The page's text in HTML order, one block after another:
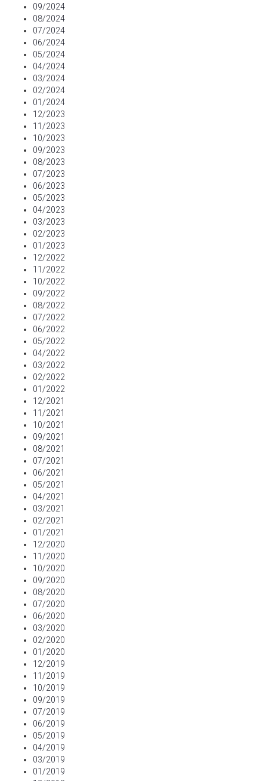
09/2024
08/2024
07/2024
06/2024
05/2024
04/2024
03/2024
02/2024
01/2024
12/2023
11/2023
10/2023
09/2023
08/2023
07/2023
06/2023
05/2023
04/2023
03/2023
02/2023
01/2023
12/2022
11/2022
10/2022
09/2022
08/2022
07/2022
06/2022
05/2022
04/2022
03/2022
02/2022
01/2022
12/2021
11/2021
10/2021
09/2021
08/2021
07/2021
06/2021
05/2021
04/2021
03/2021
02/2021
01/2021
12/2020
11/2020
10/2020
09/2020
08/2020
07/2020
06/2020
03/2020
02/2020
01/2020
12/2019
11/2019
10/2019
09/2019
07/2019
06/2019
05/2019
04/2019
03/2019
01/2019